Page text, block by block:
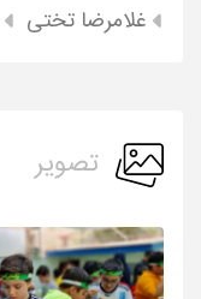
غلامرضا تختی
تصویر